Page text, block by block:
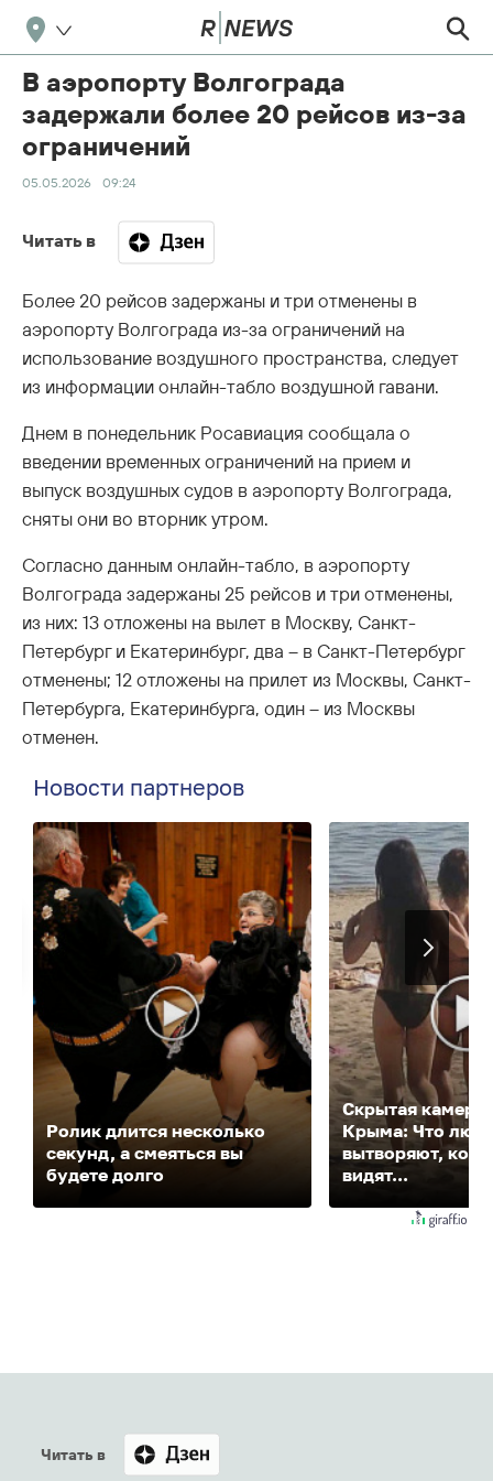
В аэропорту Волгограда
задержали более 20 рейсов из-за
ограничений
05.05.2026 09:24
Читать в
Более 20 рейсов задержаны и три отменены в
аэропорту Волгограда из-за ограничений на
использование воздушного пространства, следует
из информации онлайн-табло воздушной гавани.
Днем в понедельник Росавиация сообщала о
введении временных ограничений на прием и
выпуск воздушных судов в аэропорту Волгограда,
сняты они во вторник утром.
Согласно данным онлайн-табло, в аэропорту
Волгограда задержаны 25 рейсов и три отменены,
из них: 13 отложены на вылет в Москву, Санкт-
Петербург и Екатеринбург, два – в Санкт-Петербург
отменены; 12 отложены на прилет из Москвы, Санкт-
Петербурга, Екатеринбурга, один – из Москвы
отменен.
Новости партнеров
Ролик длится несколько
секунд, а смеяться вы
будете долго
Скрытая камера
Крыма: Что
вытворяют,
видят...
Читать в